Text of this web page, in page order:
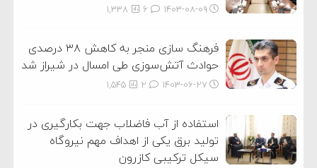
۱۴۰۳-۰۸-۰۹ 1,338
فرهنگ سازی منجر به کاهش ۳۸ درصدی
حوادث آتش‌سوزی طی امسال در شیراز شد
۱۴۰۳-۰۶-۲۷ 1,545
استفاده از آب فاضلاب جهت بکارگیری در
تولید برق یکی از اهداف مهم نیروگاه
سیکل ترکیبی کازرون